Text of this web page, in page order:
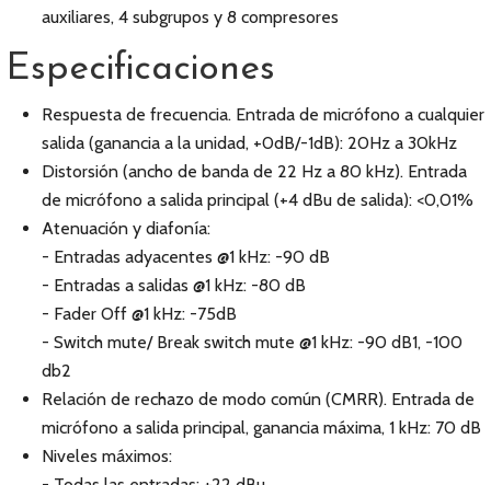
auxiliares, 4 subgrupos y 8 compresores
Especificaciones
Respuesta de frecuencia. Entrada de micrófono a cualquier
salida (ganancia a la unidad, +0dB/-1dB): 20Hz a 30kHz
Distorsión (ancho de banda de 22 Hz a 80 kHz). Entrada
de micrófono a salida principal (+4 dBu de salida): <0,01%
Atenuación y diafonía:
- Entradas adyacentes @1 kHz: -90 dB
- Entradas a salidas @1 kHz: -80 dB
- Fader Off @1 kHz: -75dB
- Switch mute/ Break switch mute @1 kHz: -90 dB1, -100
db2
Relación de rechazo de modo común (CMRR). Entrada de
micrófono a salida principal, ganancia máxima, 1 kHz: 70 dB
Niveles máximos: